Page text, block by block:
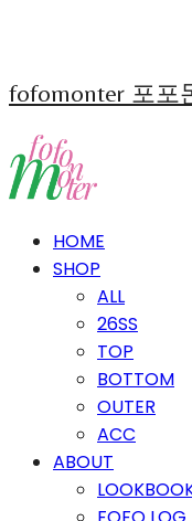
fofomonter 포포
HOME
SHOP
ALL
26SS
TOP
BOTTOM
OUTER
ACC
ABOUT